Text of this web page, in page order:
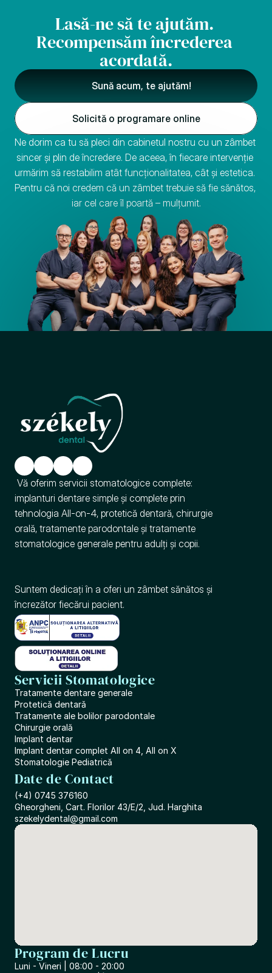
Lasă-ne să te ajutăm.
Recompensăm încrederea
acordată.
Sună acum, te ajutăm!
Solicită o programare online
Ne dorim ca tu să pleci din cabinetul nostru cu un zâmbet
sincer și plin de încredere. De aceea, în fiecare intervenție
urmărim să restabilim atât funcționalitatea, cât și estetica.
Pentru că noi credem că un zâmbet trebuie să fie sănătos,
iar cel care îl poartă – mulțumit.
implanturi dentare simple și complete prin
tehnologia All-on-4, protetică dentară, chirurgie
orală, tratamente parodontale și tratamente
stomatologice generale pentru adulți și copii.
Suntem dedicați în a oferi un zâmbet sănătos și
încrezător fiecărui pacient.
Servicii Stomatologice
Tratamente dentare generale
Proteticǎ dentarǎ
Tratamente ale bolilor parodontale
Chirurgie orală
Implant dentar
Implant dentar complet All on 4, All on X
Stomatologie Pediatrică
Date de Contact
(+4) 0745 376160
Gheorgheni, Cart. Florilor 43/E/2, Jud. Harghita
szekelydental@gmail.com
Program de Lucru
Luni - Vineri | 08:00 - 20:00